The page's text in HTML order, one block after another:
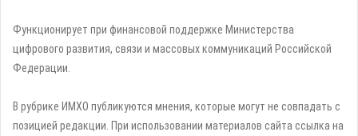
Функционирует при финансовой поддержке Министерства
цифрового развития, связи и массовых коммуникаций Российской
Федерации.
В рубрике ИМХО публикуются мнения, которые могут не совпадать с
позицией редакции. При использовании материалов сайта ссылка на